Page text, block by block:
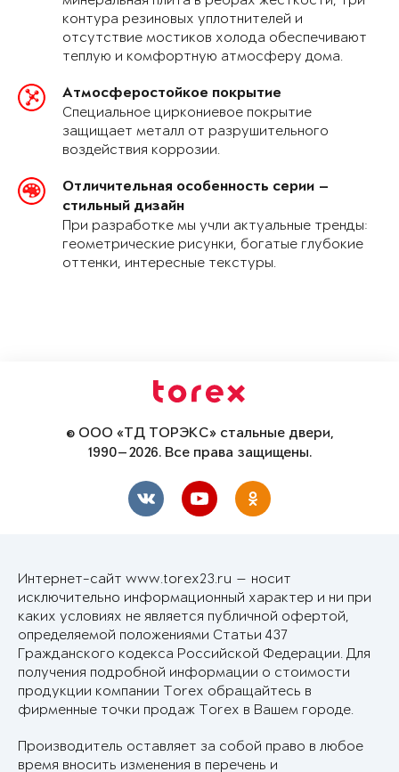
контура резиновых уплотнителей и
отсутствие мостиков холода обеспечивают
теплую и комфортную атмосферу дома.
Атмосферостойкое покрытие
Специальное циркониевое покрытие
защищает металл от разрушительного
воздействия коррозии.
Отличительная особенность серии —
стильный дизайн
При разработке мы учли актуальные тренды:
геометрические рисунки, богатые глубокие
оттенки, интересные текстуры.
© ООО «ТД ТОРЭКС» стальные двери,
1990—2026. Все права защищены.
Интернет-сайт www.torex23.ru — носит
исключительно информационный характер и ни при
каких условиях не является публичной офертой,
определяемой положениями Статьи 437
Гражданского кодекса Российской Федерации. Для
получения подробной информации о стоимости
продукции компании Torex обращайтесь в
фирменные точки продаж Torex в Вашем городе.
Производитель оставляет за собой право в любое
время вносить изменения в перечень и